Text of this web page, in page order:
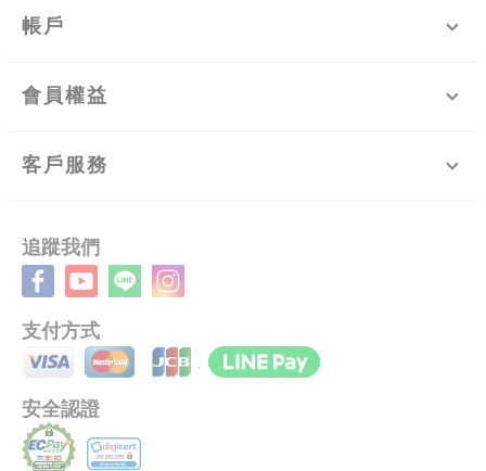
帳戶
會員權益
客戶服務
追蹤我們
支付方式
安全認證